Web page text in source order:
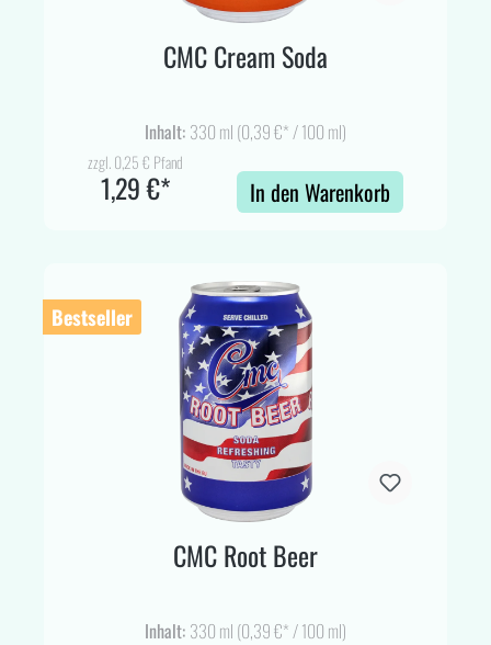
CMC Cream Soda
Inhalt: 330 ml (0,39 €* / 100 ml)
zzgl. 0,25 € Pfand
1,29 €* In den Warenkorb
Bestseller
CMC Root Beer
Inhalt: 330 ml (0,39 €* / 100 ml)